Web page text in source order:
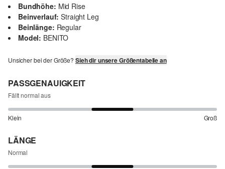
Bundhöhe: Mid Rise
Beinverlauf: Straight Leg
Beinlänge: Regular
Model: BENITO
Unsicher bei der Größe? Sieh dir unsere Größentabelle an
PASSGENAUIGKEIT
Fällt normal aus
Klein Groß
LÄNGE
Normal